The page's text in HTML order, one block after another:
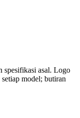
spesifikasi asal. Logo
model; butiran